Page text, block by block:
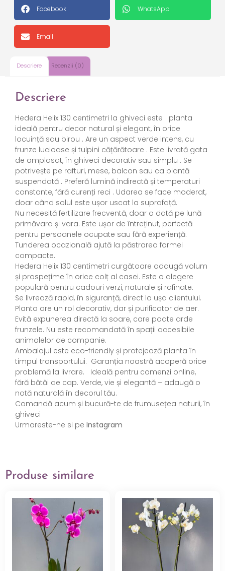
Facebook WhatsApp
Email
Descriere Recenzii (0)
Descriere
Hedera Helix 130 centimetri la ghiveci este planta
ideală pentru decor natural și elegant, în orice
locuință sau birou . Are un aspect verde intens, cu
frunze lucioase și tulpini cățărătoare . Este livrată gata
de amplasat, în ghiveci decorativ sau simplu . Se
potrivește pe rafturi, mese, balcon sau ca plantă
suspendată . Preferă lumină indirectă și temperaturi
constante, fără curenți reci . Udarea se face moderat,
doar când solul este ușor uscat la suprafață.
Nu necesită fertilizare frecventă, doar o dată pe lună
primăvara și vara. Este ușor de întreținut, perfectă
pentru persoanele ocupate sau fără experiență.
Tunderea ocazională ajută la păstrarea formei
compacte.
Hedera Helix 130 centimetri curgătoare adaugă volum
și prospețime în orice colț al casei. Este o alegere
populară pentru cadouri verzi, naturale și rafinate.
Se livrează rapid, în siguranță, direct la ușa clientului.
Planta are un rol decorativ, dar și purificator de aer.
Evită expunerea directă la soare, care poate arde
frunzele. Nu este recomandată în spații accesibile
animalelor de companie.
Ambalajul este eco-friendly și protejează planta în
timpul transportului. Garanția noastră acoperă orice
problemă la livrare. Ideală pentru comenzi online,
fără bătăi de cap. Verde, vie și elegantă – adaugă o
notă naturală în decorul tău.
Comandă acum și bucură-te de frumusețea naturii, în
ghiveci
Urmareste-ne si pe Instagram
Produse similare